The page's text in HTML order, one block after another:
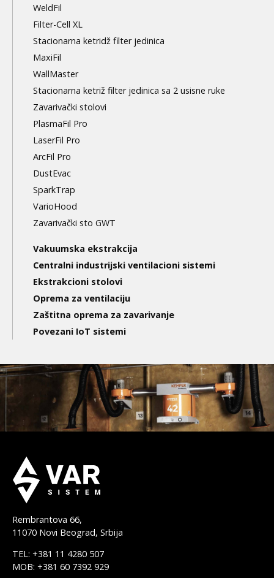
level
WeldFil
Filter-Cell XL
Stacionarna ketridž filter jedinica
MaxiFil
WallMaster
Stacionarna ketriž filter jedinica sa 2 usisne ruke
Zavarivački stolovi
PlasmaFil Pro
LaserFil Pro
ArcFil Pro
DustEvac
SparkTrap
VarioHood
Zavarivački sto GWT
Vakuumska ekstrakcija
Centralni industrijski ventilacioni sistemi
Ekstrakcioni stolovi
Oprema za ventilaciju
Zaštitna oprema za zavarivanje
Povezani IoT sistemi
Rembrantova 66,
11070 Novi Beograd, Srbija
TEL: +381 11 4280 507
MOB: +381 60 7392 929